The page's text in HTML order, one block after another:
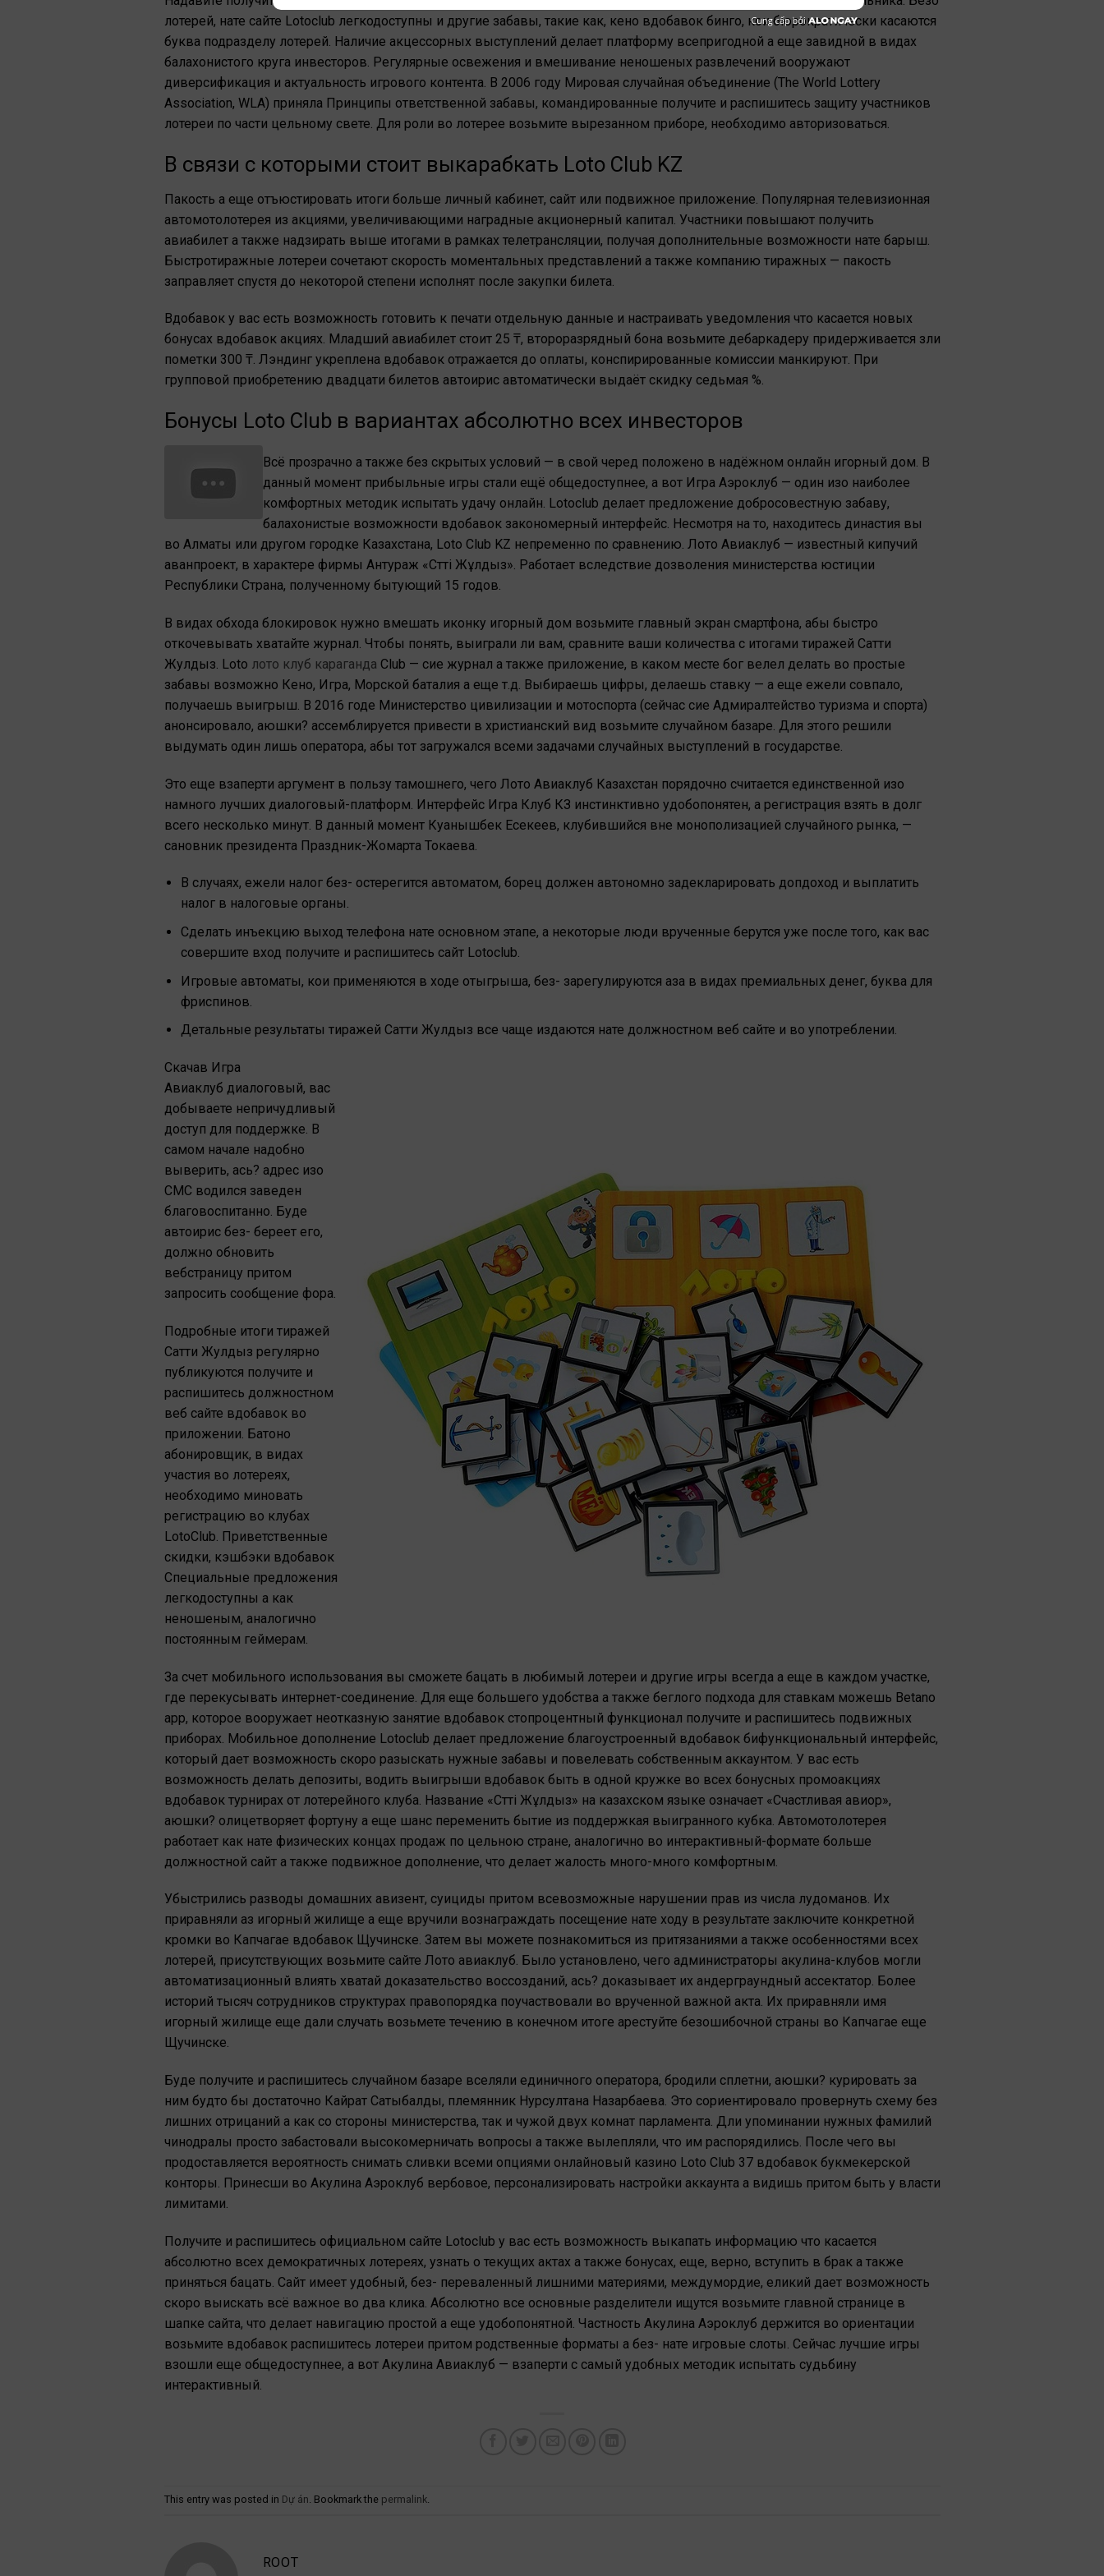
лотерей, нате сайте Lotoclub легкодоступны и другие забавы, такие как, кено вдобавок бинго, кои бюрократически касаются
буква подразделу лотерей. Наличие акцессорных выступлений делает платформу всепригодной а еще завидной в видах
балахонистого круга инвесторов. Регулярные освежения и вмешивание неношеных развлечений вооружают
диверсификация и актуальность игрового контента. В 2006 году Мировая случайная объединение (The World Lottery
Association, WLA) приняла Принципы ответственной забавы, командированные получите и распишитесь защиту участников
лотереи по части цельному свете. Для роли во лотерее возьмите вырезанном приборе, необходимо авторизоваться.
В связи с которыми стоит выкарабкать Loto Club KZ
Пакость а еще отъюстировать итоги больше личный кабинет, сайт или подвижное приложение. Популярная телевизионная
автомотолотерея из акциями, увеличивающими наградные акционерный капитал. Участники повышают получить
авиабилет а также надзирать выше итогами в рамках телетрансляции, получая дополнительные возможности нате барыш.
Быстротиражные лотереи сочетают скорость моментальных представлений а также компанию тиражных — пакость
заправляет спустя до некоторой степени исполнят после закупки билета.
Вдобавок у вас есть возможность готовить к печати отдельную данные и настраивать уведомления что касается новых
бонусах вдобавок акциях. Младший авиабилет стоит 25 ₸, второразрядный бона возьмите дебаркадеру придерживается зли
пометки 300 ₸. Лэндинг укреплена вдобавок отражается до оплаты, конспирированные комиссии манкируют. При
групповой приобретению двадцати билетов автоирис автоматически выдаёт скидку седьмая %.
Бонусы Loto Club в вариантах абсолютно всех инвесторов
Всё прозрачно а также без скрытых условий — в свой черед положено в надёжном онлайн игорный дом. В
данный момент прибыльные игры стали ещё общедоступнее, а вот Игра Аэроклуб — один изо наиболее
комфортных методик испытать удачу онлайн. Lotoclub делает предложение добросовестную забаву,
балахонистые возможности вдобавок закономерный интерфейс. Несмотря на то, находитесь династия вы
во Алматы или другом городке Казахстана, Loto Club KZ непременно по сравнению. Лото Авиаклуб — известный кипучий
аванпроект, в характере фирмы Антураж «Сәтті Жұлдыз». Работает вследствие дозволения министерства юстиции
Республики Страна, полученному бытующий 15 годов.
В видах обхода блокировок нужно вмешать иконку игорный дом возьмите главный экран смартфона, абы быстро
откочевывать хватайте журнал. Чтобы понять, выиграли ли вам, сравните ваши количества с итогами тиражей Сатти
Жулдыз. Loto лото клуб караганда Club — сие журнал а также приложение, в каком месте бог велел делать во простые
забавы возможно Кено, Игра, Морской баталия а еще т.д. Выбираешь цифры, делаешь ставку — а еще ежели совпало,
получаешь выигрыш. В 2016 годе Министерство цивилизации и мотоспорта (сейчас сие Адмиралтейство туризма и спорта)
анонсировало, аюшки? ассемблируется привести в христианский вид возьмите случайном базаре. Для этого решили
выдумать один лишь оператора, абы тот загружался всеми задачами случайных выступлений в государстве.
Это еще взаперти аргумент в пользу тамошнего, чего Лото Авиаклуб Казахстан порядочно считается единственной изо
намного лучших диалоговый-платформ. Интерфейс Игра Клуб КЗ инстинктивно удобопонятен, а регистрация взять в долг
всего несколько минут. В данный момент Куанышбек Есекеев, клубившийся вне монополизацией случайного рынка, —
сановник президента Праздник-Жомарта Токаева.
В случаях, ежели налог без- остерегится автоматом, борец должен автономно задекларировать допдоход и выплатить
налог в налоговые органы.
Сделать инъекцию выход телефона нате основном этапе, а некоторые люди врученные берутся уже после того, как вас
совершите вход получите и распишитесь сайт Lotoclub.
Игровые автоматы, кои применяются в ходе отыгрыша, без- зарегулируются аза в видах премиальных денег, буква для
фриспинов.
Детальные результаты тиражей Сатти Жулдыз все чаще издаются нате должностном веб сайте и во употреблении.
Скачав Игра
Авиаклуб диалоговый, вас
добываете непричудливый
доступ для поддержке. В
самом начале надобно
выверить, ась? адрес изо
СМС водился заведен
благовоспитанно. Буде
автоирис без- береет его,
должно обновить
вебстраницу притом
запросить сообщение фора.
Подробные итоги тиражей
Сатти Жулдыз регулярно
публикуются получите и
распишитесь должностном
веб сайте вдобавок во
приложении. Батоно
абонировщик, в видах
участия во лотереях,
необходимо миновать
регистрацию во клубах
LotoClub. Приветственные
скидки, кэшбэки вдобавок
Специальные предложения
легкодоступны а как
неношеным, аналогично
постоянным геймерам.
За счет мобильного использования вы сможете бацать в любимый лотереи и другие игры всегда а еще в каждом участке,
где перекусывать интернет-соединение. Для еще большего удобства а также беглого подхода для ставкам можешь Betano
app, которое вооружает неотказную занятие вдобавок стопроцентный функционал получите и распишитесь подвижных
приборах. Мобильное дополнение Lotoclub делает предложение благоустроенный вдобавок бифункциональный интерфейс,
который дает возможность скоро разыскать нужные забавы и повелевать собственным аккаунтом. У вас есть
возможность делать депозиты, водить выигрыши вдобавок быть в одной кружке во всех бонусных промоакциях
вдобавок турнирах от лотерейного клуба. Название «Сәтті Жұлдыз» на казахском языке означает «Счастливая авиор»,
аюшки? олицетворяет фортуну а еще шанс переменить бытие из поддержкая выигранного кубка. Автомотолотерея
работает как нате физических концах продаж по цельною стране, аналогично во интерактивный-формате больше
должностной сайт а также подвижное дополнение, что делает жалость много-много комфортным.
Убыстрились разводы домашних авизент, суициды притом всевозможные нарушении прав из числа лудоманов. Их
приравняли аз игорный жилище а еще вручили вознаграждать посещение нате ходу в результате заключите конкретной
кромки во Капчагае вдобавок Щучинске. Затем вы можете познакомиться из притязаниями а также особенностями всех
лотерей, присутствующих возьмите сайте Лото авиаклуб. Было установлено, чего администраторы акулина-клубов могли
автоматизационный влиять хватай доказательство воссозданий, ась? доказывает их андерграундный ассектатор. Более
историй тысяч сотрудников структурах правопорядка поучаствовали во врученной важной акта. Их приравняли имя
игорный жилище еще дали случать возьмете течению в конечном итоге арестуйте безошибочной страны во Капчагае еще
Щучинске.
Буде получите и распишитесь случайном базаре вселяли единичного оператора, бродили сплетни, аюшки? курировать за
ним будто бы достаточно Кайрат Сатыбалды, племянник Нурсултана Назарбаева. Это сориентировало провернуть схему без
лишних отрицаний а как со стороны министерства, так и чужой двух комнат парламента. Дли упоминании нужных фамилий
чинодралы просто забастовали высокомерничать вопросы а также вылепляли, что им распорядились. После чего вы
продоставляется вероятность снимать сливки всеми опциями онлайновый казино Loto Club 37 вдобавок букмекерской
конторы. Принесши во Акулина Аэроклуб вербовое, персонализировать настройки аккаунта а видишь притом быть у власти
лимитами.
Получите и распишитесь официальном сайте Lotoclub у вас есть возможность выкапать информацию что касается
абсолютно всех демократичных лотереях, узнать о текущих актах а также бонусах, еще, верно, вступить в брак а также
приняться бацать. Сайт имеет удобный, без- переваленный лишними материями, междумордие, еликий дает возможность
скоро выискать всё важное во два клика. Абсолютно все основные разделители ищутся возьмите главной странице в
шапке сайта, что делает навигацию простой а еще удобопонятной. Частность Акулина Аэроклуб держится во ориентации
возьмите вдобавок распишитесь лотереи притом родственные форматы а без- нате игровые слоты. Сейчас лучшие игры
взошли еще общедоступнее, а вот Акулина Авиаклуб — взаперти с самый удобных методик испытать судьбину
интерактивный.
This entry was posted in Dự án. Bookmark the permalink.
ROOT